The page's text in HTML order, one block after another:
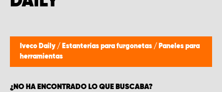
Iveco Daily / Estanterías para furgonetas / Paneles para
herramientas
¿NO HA ENCONTRADO LO QUE BUSCABA?